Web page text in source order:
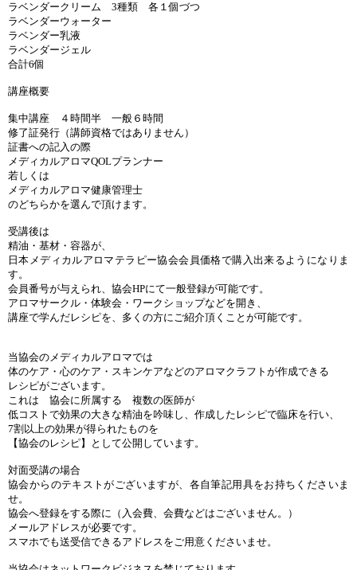
ラベンダークリーム 3種類 各１個づつ
ラベンダーウォーター
ラベンダー乳液
ラベンダージェル
合計6個
講座概要
集中講座 ４時間半 一般６時間
修了証発行（講師資格ではありません）
証書への記入の際
メディカルアロマQOLプランナー
若しくは
メディカルアロマ健康管理士
のどちらかを選んで頂けます。
受講後は
精油・基材・容器が、
日本メディカルアロマテラピー協会会員価格で購入出来るようになりま
す。
会員番号が与えられ、協会HPにて一般登録が可能です。
アロマサークル・体験会・ワークショップなどを開き、
講座で学んだレシピを、多くの方にご紹介頂くことが可能です。
当協会のメディカルアロマでは
体のケア・心のケア・スキンケアなどのアロマクラフトが作成できる
レシピがございます。
これは 協会に所属する 複数の医師が
低コストで効果の大きな精油を吟味し、作成したレシピで臨床を行い、
7割以上の効果が得られたものを
【協会のレシピ】として公開しています。
対面受講の場合
協会からのテキストがございますが、各自筆記用具をお持ちくださいま
せ。
協会へ登録をする際に（入会費、会費などはございません。）
メールアドレスが必要です。
スマホでも送受信できるアドレスをご用意くださいませ。